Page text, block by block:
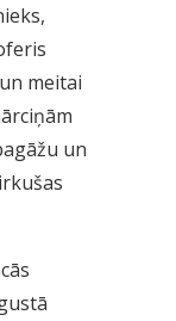
meitai
un